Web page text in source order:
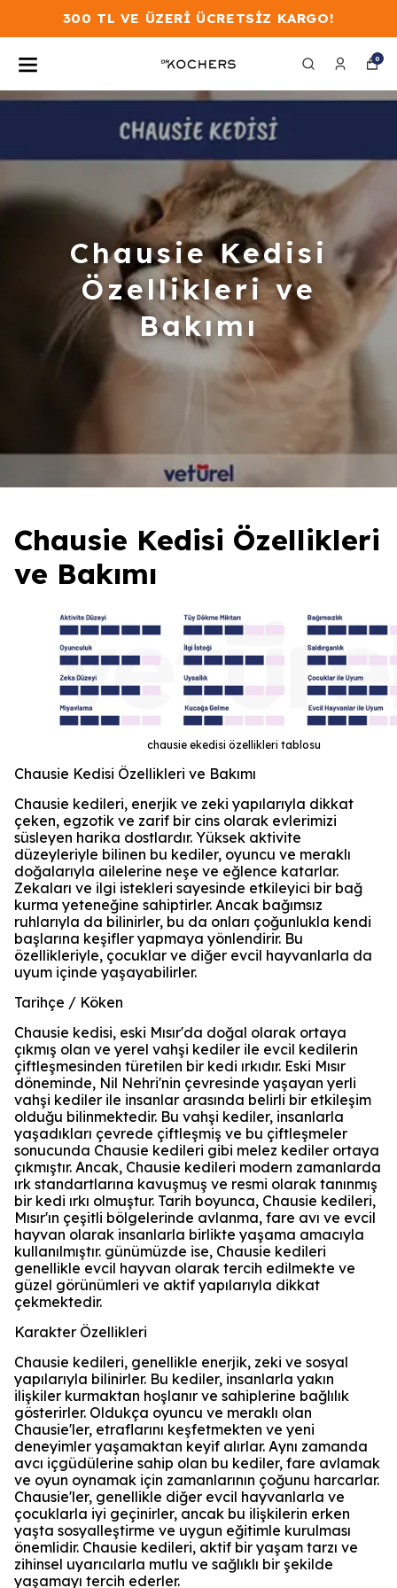
300 TL VE ÜZERİ ÜCRETSİZ KARGO!
0
Chausie Kedisi
Özellikleri ve
Bakımı
Chausie Kedisi Özellikleri
ve Bakımı
chausie ekedisi özellikleri tablosu
Chausie Kedisi Özellikleri ve Bakımı
Chausie kedileri, enerjik ve zeki yapılarıyla dikkat
çeken, egzotik ve zarif bir cins olarak evlerimizi
süsleyen harika dostlardır. Yüksek aktivite
düzeyleriyle bilinen bu kediler, oyuncu ve meraklı
doğalarıyla ailelerine neşe ve eğlence katarlar.
Zekaları ve ilgi istekleri sayesinde etkileyici bir bağ
kurma yeteneğine sahiptirler. Ancak bağımsız
ruhlarıyla da bilinirler, bu da onları çoğunlukla kendi
başlarına keşifler yapmaya yönlendirir. Bu
özellikleriyle, çocuklar ve diğer evcil hayvanlarla da
uyum içinde yaşayabilirler.
Tarihçe / Köken
Chausie kedisi, eski Mısır'da doğal olarak ortaya
çıkmış olan ve yerel vahşi kediler ile evcil kedilerin
çiftleşmesinden türetilen bir kedi ırkıdır. Eski Mısır
döneminde, Nil Nehri'nin çevresinde yaşayan yerli
vahşi kediler ile insanlar arasında belirli bir etkileşim
olduğu bilinmektedir. Bu vahşi kediler, insanlarla
yaşadıkları çevrede çiftleşmiş ve bu çiftleşmeler
sonucunda Chausie kedileri gibi melez kediler ortaya
çıkmıştır. Ancak, Chausie kedileri modern zamanlarda
ırk standartlarına kavuşmuş ve resmi olarak tanınmış
bir kedi ırkı olmuştur. Tarih boyunca, Chausie kedileri,
Mısır'ın çeşitli bölgelerinde avlanma, fare avı ve evcil
hayvan olarak insanlarla birlikte yaşama amacıyla
kullanılmıştır. günümüzde ise, Chausie kedileri
genellikle evcil hayvan olarak tercih edilmekte ve
güzel görünümleri ve aktif yapılarıyla dikkat
çekmektedir.
Karakter Özellikleri
Chausie kedileri, genellikle enerjik, zeki ve sosyal
yapılarıyla bilinirler. Bu kediler, insanlarla yakın
ilişkiler kurmaktan hoşlanır ve sahiplerine bağlılık
gösterirler. Oldukça oyuncu ve meraklı olan
Chausie'ler, etraflarını keşfetmekten ve yeni
deneyimler yaşamaktan keyif alırlar. Aynı zamanda
avcı içgüdülerine sahip olan bu kediler, fare avlamak
ve oyun oynamak için zamanlarının çoğunu harcarlar.
Chausie'ler, genellikle diğer evcil hayvanlarla ve
çocuklarla iyi geçinirler, ancak bu ilişkilerin erken
yaşta sosyalleştirme ve uygun eğitimle kurulması
önemlidir. Chausie kedileri, aktif bir yaşam tarzı ve
zihinsel uyarıcılarla mutlu ve sağlıklı bir şekilde
yaşamayı tercih ederler.